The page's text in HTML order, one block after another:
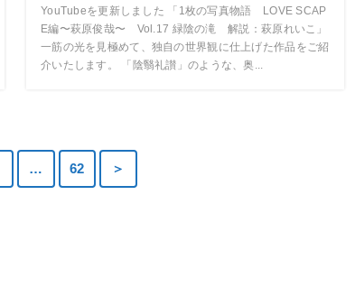
YouTubeを更新しました 「1枚の写真物語 LOVE SCAP
E編〜萩原俊哉〜 Vol.17 緑陰の滝 解説：萩原れいこ」
一筋の光を見極めて、独自の世界観に仕上げた作品をご紹
介いたします。 「陰翳礼讃」のような、奥...
… 62 ＞